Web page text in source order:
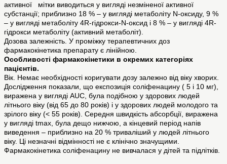
активної мітки виводиться у вигляді незміненої активної
субстанції; приблизно 18 % – у вигляді метаболіту N-оксиду, 9 %
– у вигляді метаболіту 4R-гідрокси-N-оксид і 8 % – у вигляді 4R-
гідрокси метаболіту (активний метаболіт).
Дозова залежність. У проміжку терапевтичних доз
фармакокінетика препарату є лінійною.
Особливості фармакокінетики в окремих категоріях
пацієнтів.
Вік. Немає необхідності коригувати дозу залежно від віку хворих.
Дослідження показали, що експозиція соліфенацину ( 5 і 10 мг),
виражена у вигляді AUC, була подібною у здорових людей
літнього віку (від 65 до 80 років) і у здорових людей молодого та
зрілого віку (< 55 років). Середня швидкість абсорбції, виражена
у вигляді tmax, була дещо нижчою, а кінцевий період напів
виведення – приблизно на 20 % триваліший у людей літнього
віку. Ці незначні відмінності не є клінічно значущими.
Фармакокінетика соліфенацину не вивчалася у дітей та підлітків.